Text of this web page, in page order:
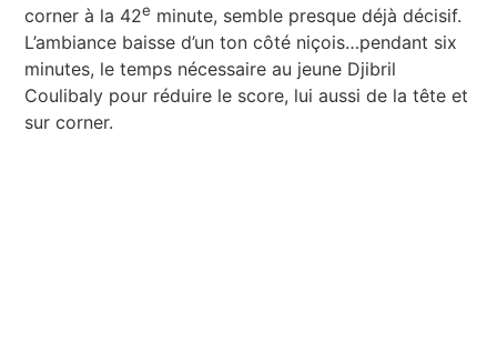
corner à la 42e minute, semble presque déjà décisif.
L’ambiance baisse d’un ton côté niçois…pendant six
minutes, le temps nécessaire au jeune Djibril
Coulibaly pour réduire le score, lui aussi de la tête et
sur corner.